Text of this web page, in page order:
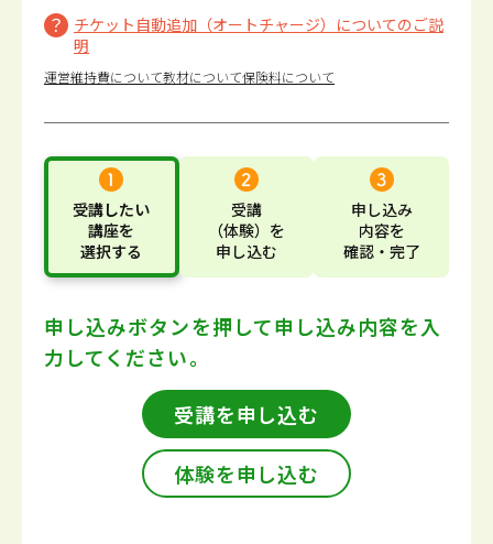
チケット自動追加（オートチャージ）についてのご説
明
運営維持費について教材について保険料について
受講したい
講座を
選択する
受講
（体験） を
申し込む
申し込み
内容を
確認・完了
申し込みボタンを押して申し込み内容を入
力してください。
受講を申し込む
体験を申し込む